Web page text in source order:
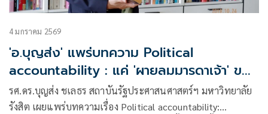
4 มกราคม 2569
'อ.บุญส่ง' แพร่บทความ Political
accountability : แค่ 'ผายลมมารดาเจ้า' ของ
นักการเมือง
รศ.ดร.บุญส่ง ชเลธร สถาบันรัฐประศาสนศาสตร์ฯ มหาวิทยาลัย
รังสิต เผยแพร่บทความเรื่อง Political accountability: